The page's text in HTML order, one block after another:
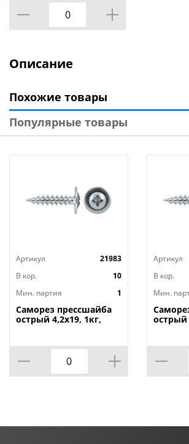
Описание
Похожие товары
Популярные товары
Артикул
21983
В кор.
10
Мин. партия
1
Саморез прессшайба
острый 4,2х19, 1кг,
Артикул
В кор.
Мин.
острый